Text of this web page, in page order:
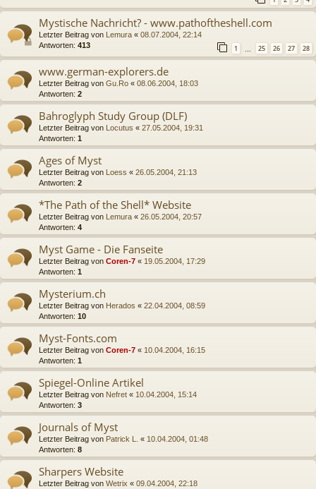
Mystische Nachricht? - www.pathoftheshell.com
Letzter Beitrag von Lemura « 08.07.2004, 22:14
Antworten: 413 1 … 25 26 27 28
www.german-explorers.de
Letzter Beitrag von Gu.Ro « 08.06.2004, 18:03
Antworten: 2
Bahroglyph Study Group (DLF)
Letzter Beitrag von Locutus « 27.05.2004, 19:31
Antworten: 1
Ages of Myst
Letzter Beitrag von Loess « 26.05.2004, 21:13
Antworten: 2
*The Path of the Shell* Website
Letzter Beitrag von Lemura « 26.05.2004, 20:57
Antworten: 4
Myst Game - Die Fanseite
Letzter Beitrag von Coren-7 « 19.05.2004, 17:29
Antworten: 1
Mysterium.ch
Letzter Beitrag von Herados « 22.04.2004, 08:59
Antworten: 10
Myst-Fonts.com
Letzter Beitrag von Coren-7 « 10.04.2004, 16:15
Antworten: 1
Spiegel-Online Artikel
Letzter Beitrag von Nefret « 10.04.2004, 15:14
Antworten: 3
Journals of Myst
Letzter Beitrag von Patrick L. « 10.04.2004, 01:48
Antworten: 8
Sharpers Website
Letzter Beitrag von Wetrix « 09.04.2004, 22:18